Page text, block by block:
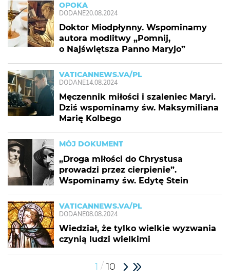
OPOKA
DODANE20.08.2024
Doktor Miodpłynny. Wspominamy
autora modlitwy „Pomnij,
o Najświętsza Panno Maryjo”
VATICANNEWS.VA/PL
DODANE14.08.2024
Męczennik miłości i szaleniec Maryi.
Dziś wspominamy św. Maksymiliana
Marię Kolbego
MÓJ DOKUMENT
„Droga miłości do Chrystusa
prowadzi przez cierpienie”.
Wspominamy św. Edytę Stein
VATICANNEWS.VA/PL
DODANE08.08.2024
Wiedział, że tylko wielkie wyzwania
czynią ludzi wielkimi
1 / 10